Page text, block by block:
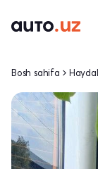
Bosh sahifa